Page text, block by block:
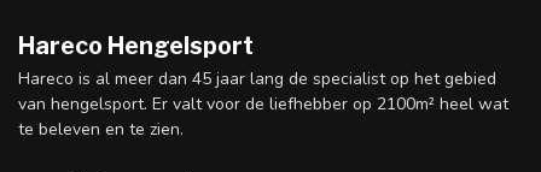
Hareco Hengelsport
Hareco is al meer dan 45 jaar lang de specialist op het gebied
van hengelsport. Er valt voor de liefhebber op 2100m² heel wat
te beleven en te zien.